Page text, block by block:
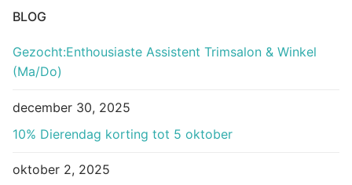
BLOG
Gezocht:Enthousiaste Assistent Trimsalon & Winkel
(Ma/Do)
december 30, 2025
10% Dierendag korting tot 5 oktober
oktober 2, 2025